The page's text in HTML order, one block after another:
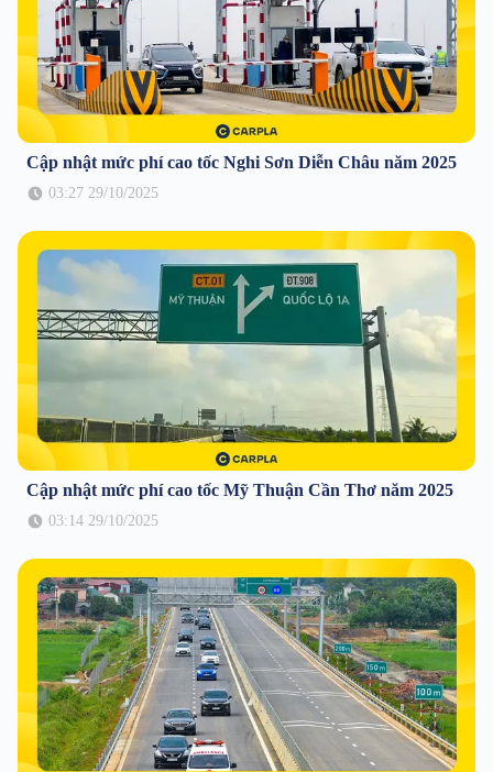
Cập nhật mức phí cao tốc Nghi Sơn Diễn Châu năm 2025
03:27 29/10/2025
Cập nhật mức phí cao tốc Mỹ Thuận Cần Thơ năm 2025
03:14 29/10/2025